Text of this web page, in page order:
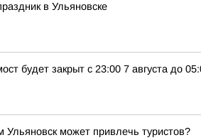
в Ульяновске
будет закрыт с 23:00 7 августа до
Ульяновск может привлечь туристов?